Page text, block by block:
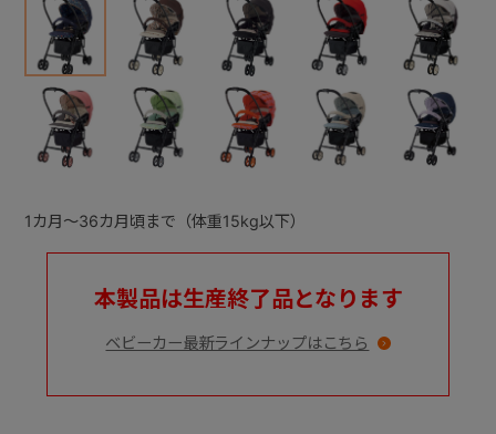
1カ月～36カ月頃まで（体重15kg以下）
本製品は生産終了品となります
ベビーカー最新ラインナップはこちら